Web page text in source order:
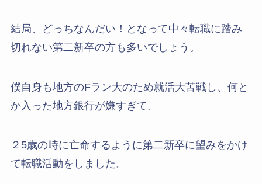
結局、どっちなんだい！となって中々転職に踏み
切れない第二新卒の方も多いでしょう。
僕自身も地方のFラン大のため就活大苦戦し、何と
か入った地方銀行が嫌すぎて、
２5歳の時に亡命するように第二新卒に望みをかけ
て転職活動をしました。